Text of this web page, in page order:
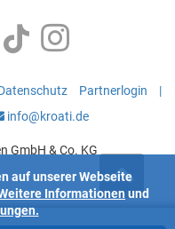
Partnerlogin
|
info@kroati.de
GmbH & Co. KG
auf unserer Webseite
Informationen und